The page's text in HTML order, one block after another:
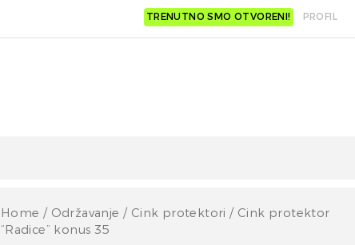
TRENUTNO SMO OTVORENI! PROFIL
Home / Održavanje / Cink protektori / Cink protektor
“Radice” konus 35